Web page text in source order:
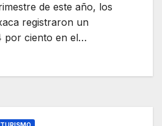
de este año, los
registraron un
por ciento en el…